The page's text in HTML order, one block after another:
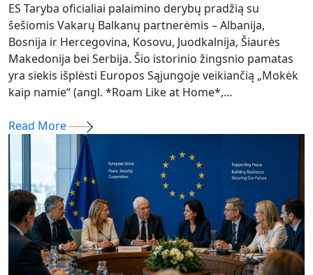
ES Taryba oficialiai palaimino derybų pradžią su
šešiomis Vakarų Balkanų partnerėmis – Albanija,
Bosnija ir Hercegovina, Kosovu, Juodkalnija, Šiaurės
Makedonija bei Serbija. Šio istorinio žingsnio pamatas
yra siekis išplėsti Europos Sąjungoje veikiančią „Mokėk
kaip namie“ (angl. *Roam Like at Home*,…
Read More